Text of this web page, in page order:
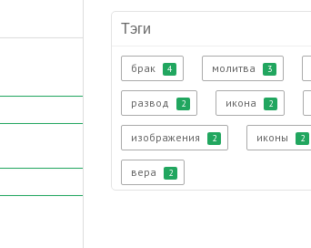
Тэги
брак 4 молитва 3
развод 2 икона 2
изображения 2 иконы 2
вера 2